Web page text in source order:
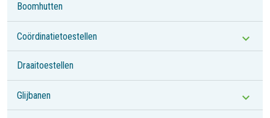
Boomhutten
Coördinatietoestellen
Draaitoestellen
Glijbanen